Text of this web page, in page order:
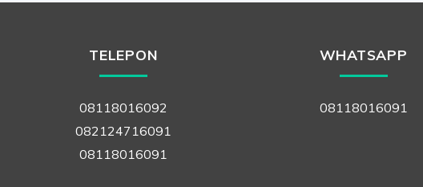
TELEPON
08118016092
082124716091
08118016091
WHATSAPP
08118016091